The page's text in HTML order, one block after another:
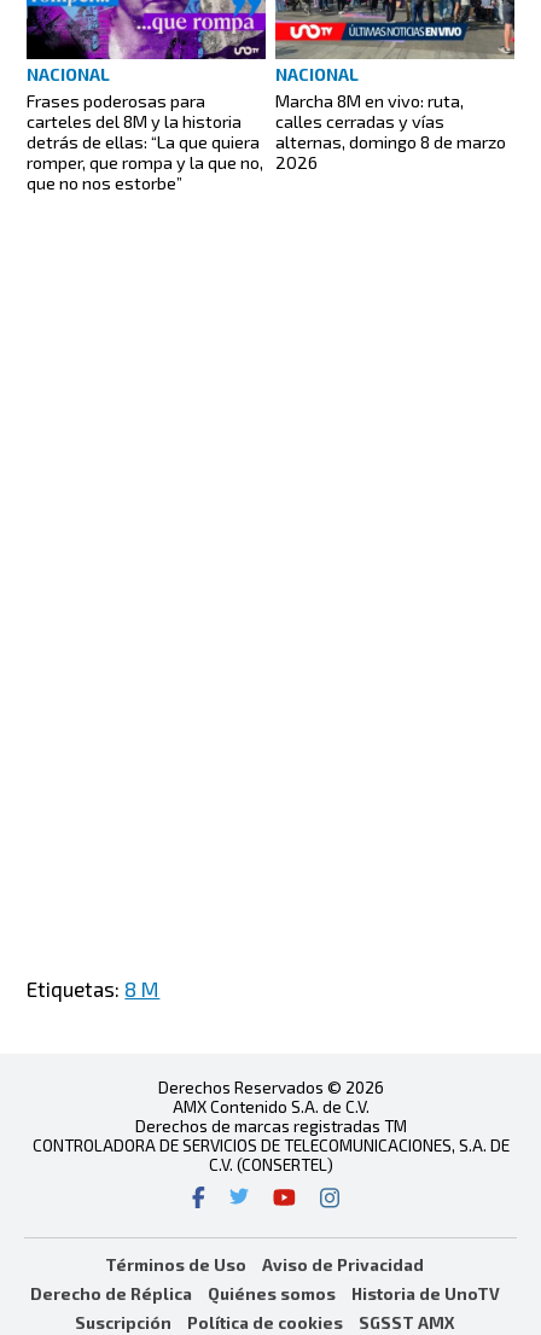
NACIONAL
Frases poderosas para
carteles del 8M y la historia
detrás de ellas: “La que quiera
romper, que rompa y la que no,
que no nos estorbe”
NACIONAL
Marcha 8M en vivo: ruta,
calles cerradas y vías
alternas, domingo 8 de marzo
2026
Etiquetas: 8 M
Derechos Reservados © 2026
AMX Contenido S.A. de C.V.
Derechos de marcas registradas TM
CONTROLADORA DE SERVICIOS DE TELECOMUNICACIONES, S.A. DE
C.V. (CONSERTEL)
Términos de Uso
Aviso de Privacidad
Derecho de Réplica
Quiénes somos
Historia de UnoTV
Suscripción
Política de cookies SGSST AMX